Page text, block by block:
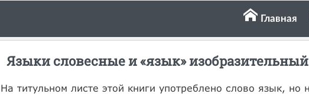
Главная
Языки словесные и «язык» изобразительный
На титульном листе этой книги употреблено слово язык,